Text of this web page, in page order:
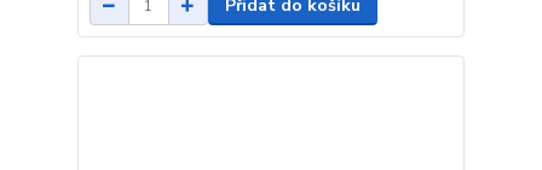
Přidat do košíku